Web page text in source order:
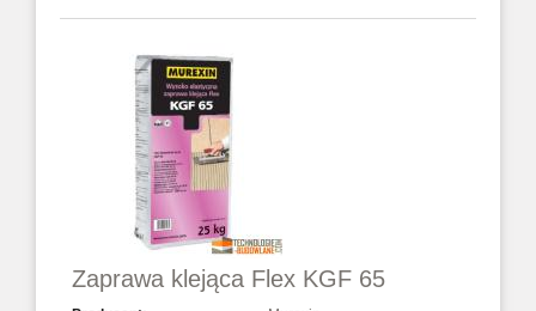
Zaprawa klejąca Flex KGF 65